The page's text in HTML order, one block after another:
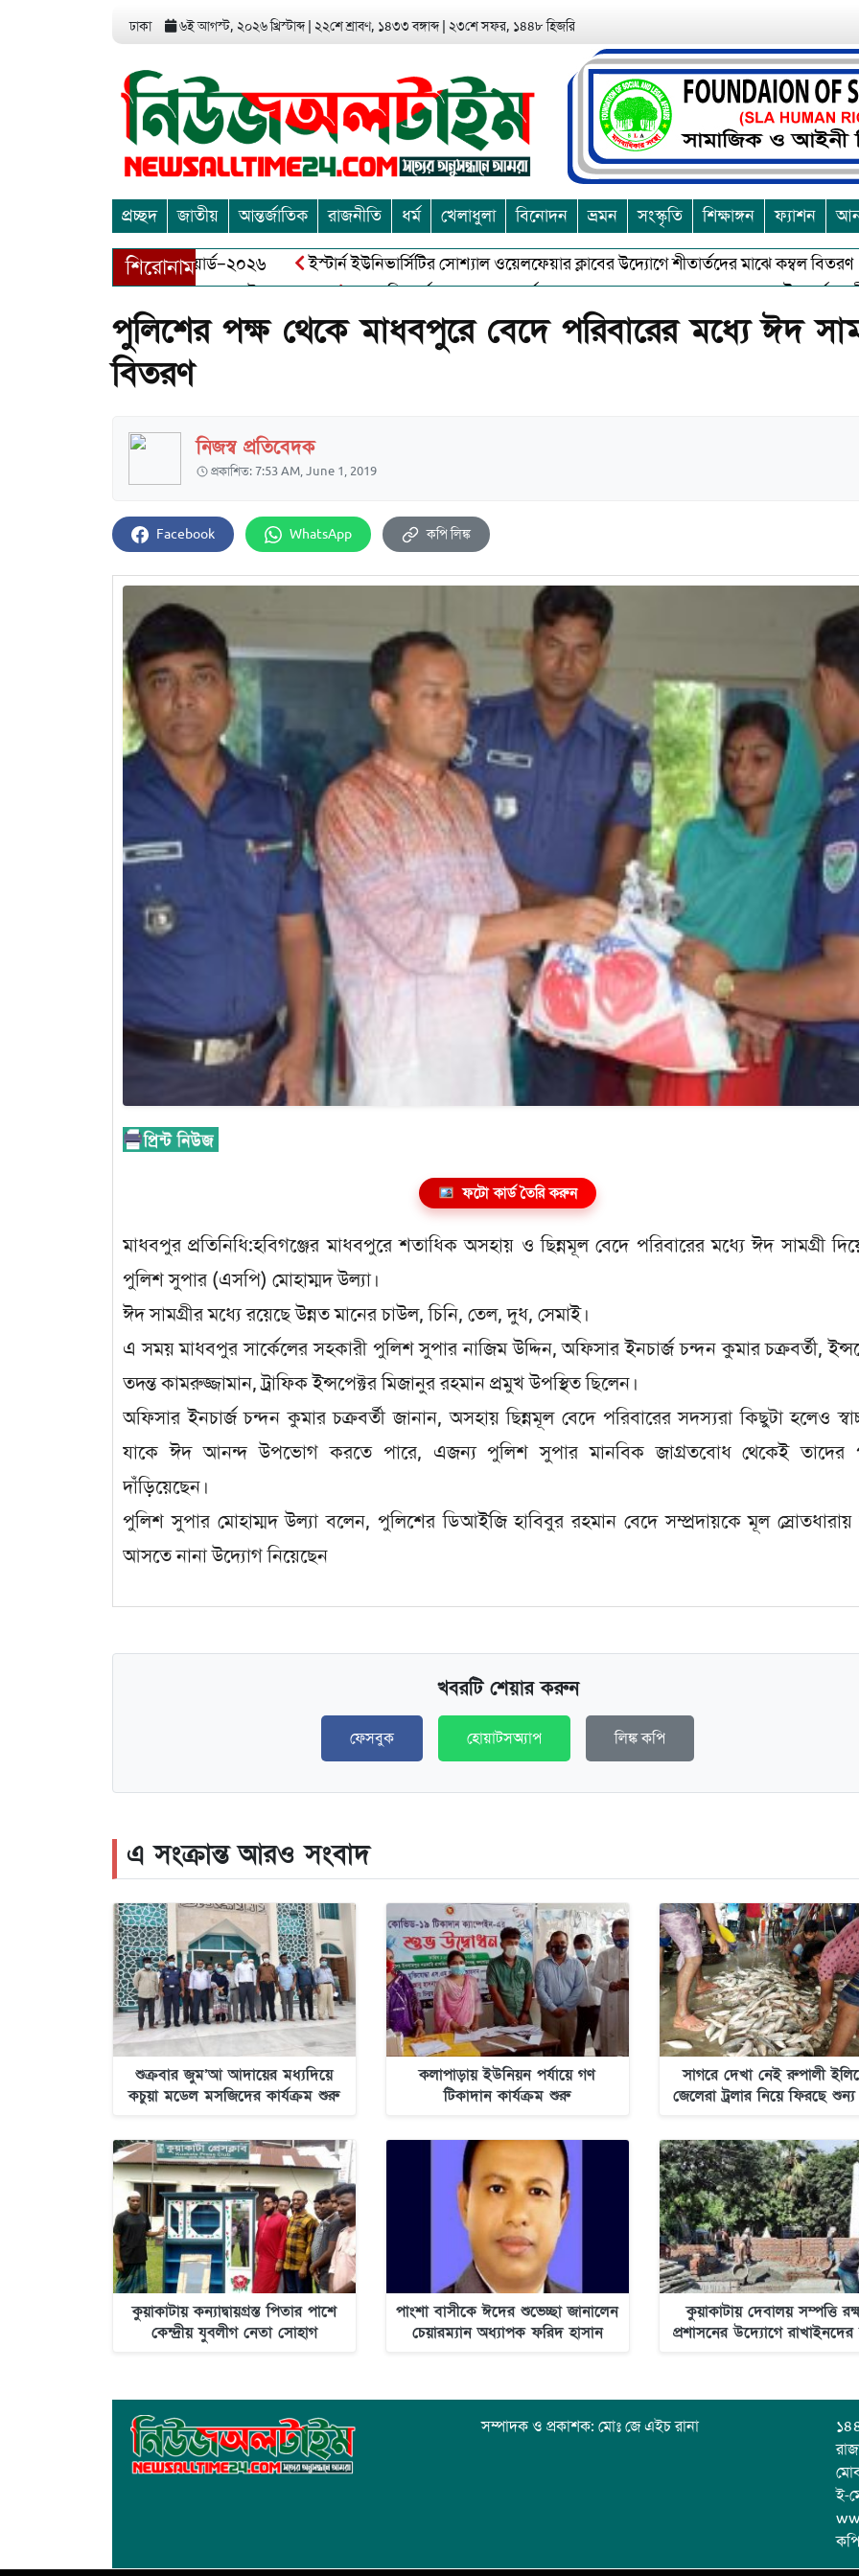
ঢাকা ৬ই আগস্ট, ২০২৬ খ্রিস্টাব্দ ২২শে শ্রাবণ, ১৪৩৩ বঙ্গাব্দ ২৩শে সফর, ১৪৪৮ হিজরি
প্রচ্ছদ জাতীয় আন্তর্জাতিক রাজনীতি ধর্ম খেলাধুলা বিনোদন ভ্রমন সংস্কৃতি শিক্ষাঙ্গন ফ্যাশন
শিরোনাম
এন্ট্রাপ্রেনিয়র অ্যাওয়ার্ড–২০২৬ ইস্টার্ন ইউনিভার্সিটির সোশ্যাল ওয়েলফেয়ার ক্লাবের উদ্যোগে শীতার্তদের মাঝে কম্বল বিতরণ
মুক্তিযোদ্ধা আব্দুল খালেক এর ইন্তেকাল
আত্মশুদ্ধি অর্জন ও অশুভকে বর্জন করে সত্য,সুন্দরকে বরনে কলাপাড়ায় বৌদ্ধ ধর্মাবলম্বীদের
পুলিশের পক্ষ থেকে মাধবপুরে বেদে পরিবারের মধ্যে ঈদ
বিতরণ
নিজস্ব প্রতিবেদক
প্রকাশিত: 7:53 AM, June 1, 2019
Facebook WhatsApp কপি লিঙ্ক
ফটো কার্ড তৈরি করুন
মাধবপুর প্রতিনিধি:হবিগঞ্জের মাধবপুরে শতাধিক অসহায় ও ছিন্নমূল বেদে পরিবারের মধ্যে ঈদ সামগ্রী
পুলিশ সুপার (এসপি) মোহাম্মদ উল্যা।
ঈদ সামগ্রীর মধ্যে রয়েছে উন্নত মানের চাউল, চিনি, তেল, দুধ, সেমাই।
এ সময় মাধবপুর সার্কেলের সহকারী পুলিশ সুপার নাজিম উদ্দিন, অফিসার ইনচার্জ চন্দন কুমার চক্রবর্তী,
তদন্ত কামরুজ্জামান, ট্রাফিক ইন্সপেক্টর মিজানুর রহমান প্রমুখ উপস্থিত ছিলেন।
অফিসার ইনচার্জ চন্দন কুমার চক্রবর্তী জানান, অসহায় ছিন্নমূল বেদে পরিবারের সদস্যরা কিছুটা হলেও
যাকে ঈদ আনন্দ উপভোগ করতে পারে, এজন্য পুলিশ সুপার মানবিক জাগ্রতবোধ থেকেই তাদের
দাঁড়িয়েছেন।
পুলিশ সুপার মোহাম্মদ উল্যা বলেন, পুলিশের ডিআইজি হাবিবুর রহমান বেদে সম্প্রদায়কে মূল স্রোতধারায়
আসতে নানা উদ্যোগ নিয়েছেন
খবরটি শেয়ার করুন
ফেসবুক হোয়াটসঅ্যাপ লিঙ্ক কপি
এ সংক্রান্ত আরও সংবাদ
শুক্রবার জুম’আ আদায়ের মধ্যদিয়ে
কচুয়া মডেল মসজিদের কার্যক্রম শুরু
কলাপাড়ায় ইউনিয়ন পর্যায়ে গণ
টিকাদান কার্যক্রম শুরু
সাগরে দেখা নেই রুপালী
জেলেরা ট্রলার নিয়ে ফিরছে
কুয়াকাটায় কন্যাদ্বায়গ্রস্ত পিতার পাশে
কেন্দ্রীয় যুবলীগ নেতা সোহাগ
পাংশা বাসীকে ঈদের শুভেচ্ছা জানালেন
চেয়ারম্যান অধ্যাপক ফরিদ হাসান
কুয়াকাটায় দেবালয় সম্পত্তি
প্রশাসনের উদ্যোগে রাখাইনদের
সম্পাদক ও প্রকাশক: মোঃ জে এইচ রানা
ই-